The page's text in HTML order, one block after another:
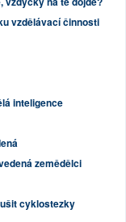
vzdělávací činnosti
inteligence
zemědělci
cyklostezky